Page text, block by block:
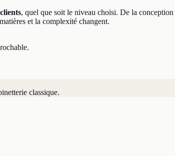
, quel que soit le niveau choisi. De la
et la complexité changent.
classique.